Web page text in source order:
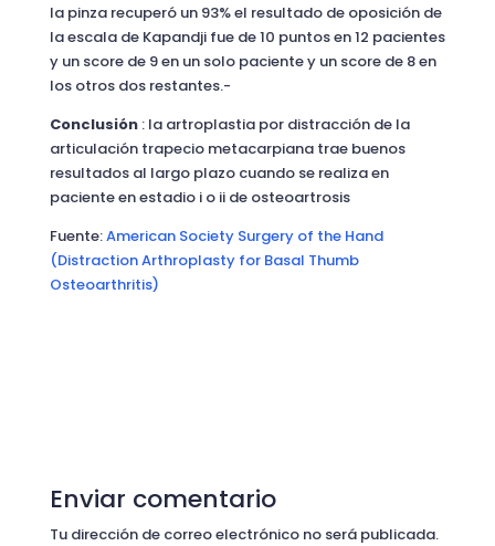
la pinza recuperó un 93% el resultado de oposición de
la escala de Kapandji fue de 10 puntos en 12 pacientes
y un score de 9 en un solo paciente y un score de 8 en
los otros dos restantes.-
Conclusión: la artroplastia por distracción de la
articulación trapecio metacarpiana trae buenos
resultados al largo plazo cuando se realiza en
paciente en estadio i o ii de osteoartrosis
Fuente:American Society Surgery of the Hand
(Distraction Arthroplasty for Basal Thumb
Osteoarthritis)
Enviar comentario
Tu dirección de correo electrónico no será publicada.